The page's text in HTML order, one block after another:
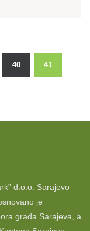
40 41
d.o.o. Sarajevo
je
grada Sarajeva, a